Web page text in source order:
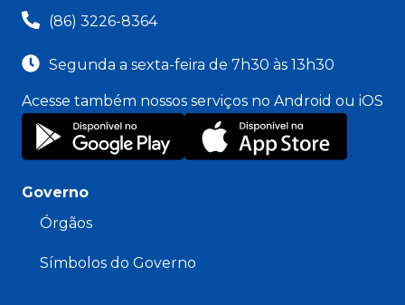
(86) 3226-8364
Segunda a sexta-feira de 7h30 às 13h30
Acesse também nossos serviços no Android ou iOS
Governo
Órgãos
Símbolos do Governo